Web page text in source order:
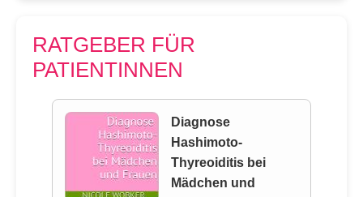
RATGEBER FÜR
PATIENTINNEN
Diagnose
Hashimoto-
Thyreoiditis bei
Mädchen und